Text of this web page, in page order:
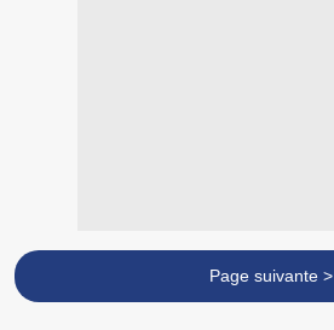
Page suivante >